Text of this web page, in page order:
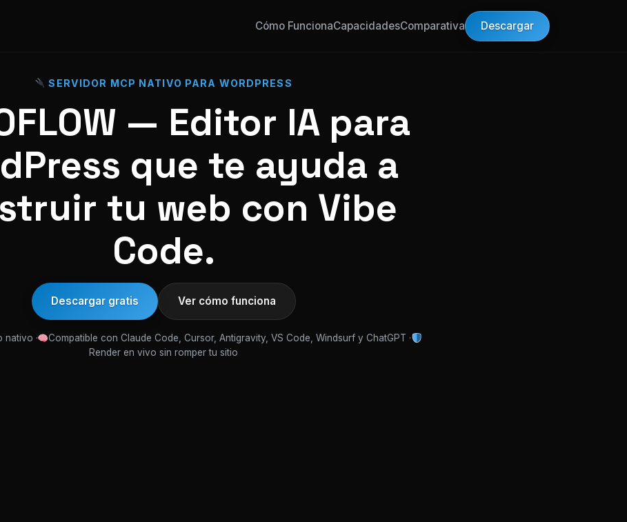
Cómo FuncionaCapacidadesComparativa Descargar
SERVIDOR MCP NATIVO PARA WORDPRESS
— Editor IA para
que te ayuda a
tu web con Vibe
Code.
Descargar gratis Ver cómo funciona
nativo ·
Compatible con Claude Code, Cursor, Antigravity, VS Code, Windsurf y ChatGPT ·
Render en vivo sin romper tu sitio